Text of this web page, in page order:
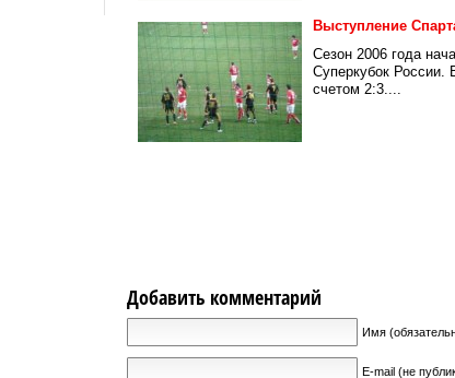
Выступление
Сезон 2006 года
Суперкубок России.
счетом 2:3....
Добавить комментарий
Имя
E-mail (не